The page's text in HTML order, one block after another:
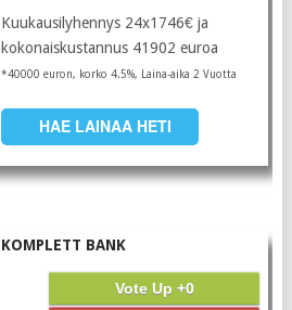
Kuukausilyhennys 24x1746€ ja
kokonaiskustannus 41902 euroa
*40000 euron, korko 4.5%, Laina-aika 2 Vuotta
HAE LAINAA HETI
KOMPLETT BANK
Vote Up +0